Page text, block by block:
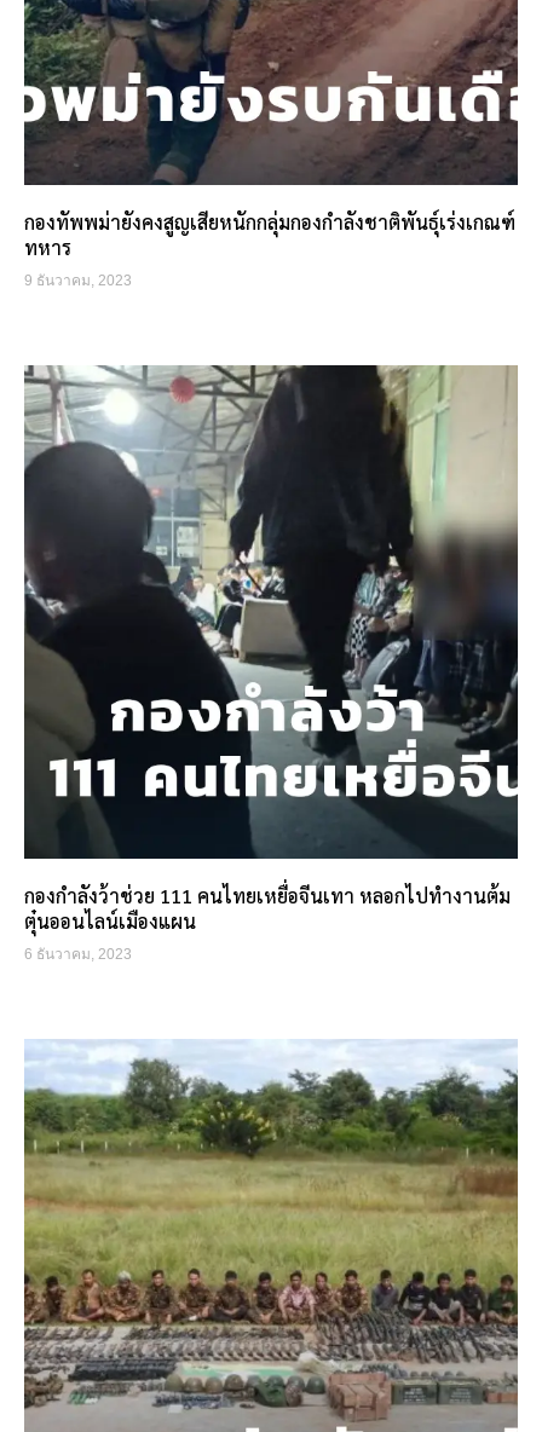
กองทัพพม่ายังคงสูญเสียหนักกลุ่มกองกำลังชาติพันธุ์เร่งเกณฑ์
ทหาร
9 ธันวาคม, 2023
กองกำลังว้าช่วย 111 คนไทยเหยื่อจีนเทา หลอกไปทำงานต้ม
ตุ๋นออนไลน์เมืองแผน
6 ธันวาคม, 2023